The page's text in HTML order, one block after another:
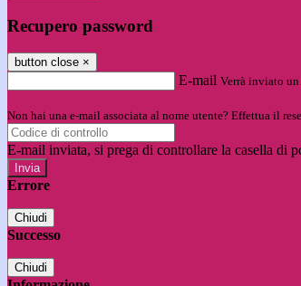
Recupero password
button close ×
E-mail Verrà inviato
Non hai una e-mail associata al nome utente? Effettua il
E-mail inviata, si prega di controllare la casella di
Errore
Chiudi
Successo
Chiudi